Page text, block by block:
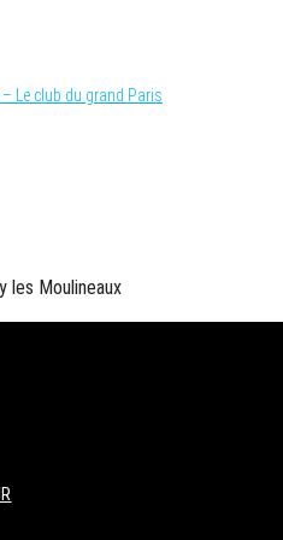
les Moulineaux